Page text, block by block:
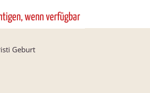
wenn verfügbar
Geburt